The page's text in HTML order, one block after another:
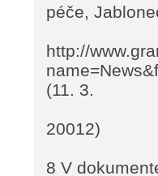
péče,
http://
(11. 3.
20012)
8 V